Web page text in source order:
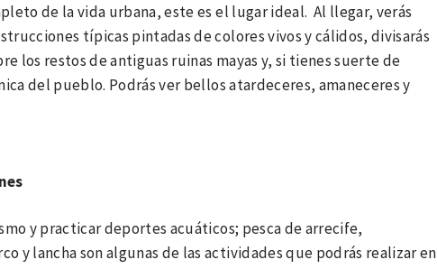
de la vida urbana, este es el lugar ideal. Al llegar, verás
típicas pintadas de colores vivos y cálidos, divisarás
los restos de antiguas ruinas mayas y, si tienes suerte de
del pueblo. Podrás ver bellos atardeceres, amaneceres y
y practicar deportes acuáticos; pesca de arrecife,
y lancha son algunas de las actividades que podrás realizar en